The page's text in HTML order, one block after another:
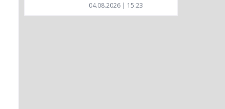
04.08.2026 | 15:23